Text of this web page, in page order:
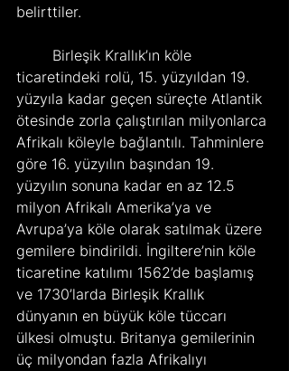
belirttiler.
ticaretindeki rolü, 15. yüzyıldan 19.
yüzyıla kadar geçen süreçte Atlantik
ötesinde zorla çalıştırılan milyonlarca
Afrikalı köleyle bağlantılı. Tahminlere
göre 16. yüzyılın başından 19.
yüzyılın sonuna kadar en az 12.5
milyon Afrikalı Amerika’ya ve
Avrupa’ya köle olarak satılmak üzere
gemilere bindirildi. İngiltere’nin köle
ticaretine katılımı 1562’de başlamış
ve 1730’larda Birleşik Krallık
dünyanın en büyük köle tüccarı
ülkesi olmuştu. Britanya gemilerinin
üç milyondan fazla Afrikalıyı